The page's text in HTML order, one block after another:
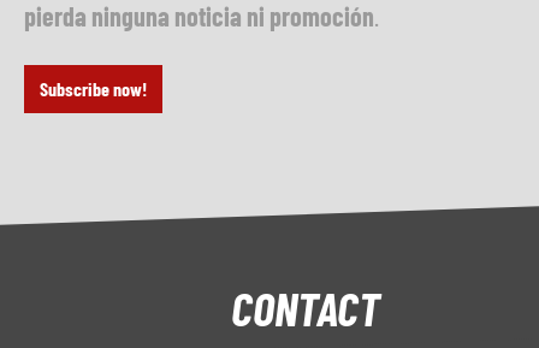
pierda ninguna noticia ni promoción
Subscribe now!
CONTACT